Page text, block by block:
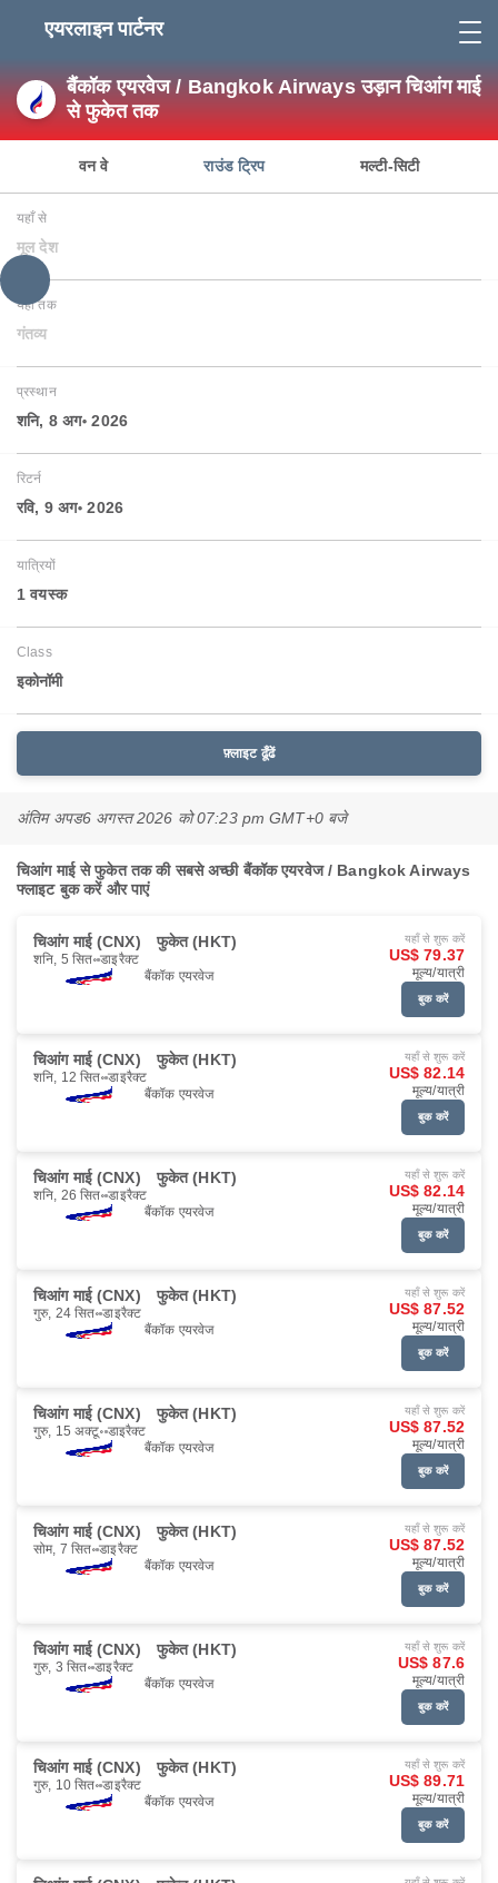
एयरलाइन पार्टनर
बैंकॉक एयरवेज / Bangkok Airways उड़ान चिआंग माई
से फुकेत तक
वन वे राउंड ट्रिप मल्टी-सिटी
यहाँ से
मूल देश
यहाँ तक
गंतव्य
प्रस्थान
शनि, 8 अग॰ 2026
रिटर्न
रवि, 9 अग॰ 2026
यात्रियों
1 वयस्‍क
Class
इकोनॉमी
फ़्लाइट ढूँढें
अंतिम अपड6 अगस्त 2026 को 07:23 pm GMT+0 बजे
चिआंग माई से फुकेत तक की सबसे अच्छी बैंकॉक एयरवेज / Bangkok Airways
फ्लाइट बुक करें और पाएं
चिआंग माई (CNX) फुकेत (HKT)
शनि, 5 सित॰ डाइरैक्ट
बैंकॉक एयरवेज
यहाँ से शुरू करें
US$ 79.37
मूल्य/यात्री
बुक करें
चिआंग माई (CNX) फुकेत (HKT)
शनि, 12 सित॰ डाइरैक्ट
बैंकॉक एयरवेज
यहाँ से शुरू करें
US$ 82.14
मूल्य/यात्री
बुक करें
चिआंग माई (CNX) फुकेत (HKT)
शनि, 26 सित॰ डाइरैक्ट
बैंकॉक एयरवेज
यहाँ से शुरू करें
US$ 82.14
मूल्य/यात्री
बुक करें
चिआंग माई (CNX) फुकेत (HKT)
गुरु, 24 सित॰ डाइरैक्ट
बैंकॉक एयरवेज
यहाँ से शुरू करें
US$ 87.52
मूल्य/यात्री
बुक करें
चिआंग माई (CNX) फुकेत (HKT)
गुरु, 15 अक्टू॰ डाइरैक्ट
बैंकॉक एयरवेज
यहाँ से शुरू करें
US$ 87.52
मूल्य/यात्री
बुक करें
चिआंग माई (CNX) फुकेत (HKT)
सोम, 7 सित॰ डाइरैक्ट
बैंकॉक एयरवेज
यहाँ से शुरू करें
US$ 87.52
मूल्य/यात्री
बुक करें
चिआंग माई (CNX) फुकेत (HKT)
गुरु, 3 सित॰ डाइरैक्ट
बैंकॉक एयरवेज
यहाँ से शुरू करें
US$ 87.6
मूल्य/यात्री
बुक करें
चिआंग माई (CNX) फुकेत (HKT)
गुरु, 10 सित॰ डाइरैक्ट
बैंकॉक एयरवेज
यहाँ से शुरू करें
US$ 89.71
मूल्य/यात्री
बुक करें